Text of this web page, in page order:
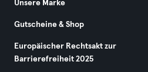
Unsere Marke
Gutscheine & Shop
Europäischer Rechtsakt zur
Barrierefreiheit 2025